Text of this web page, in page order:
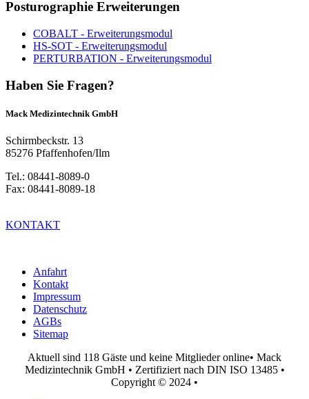
Posturographie Erweiterungen
COBALT - Erweiterungsmodul
HS-SOT - Erweiterungsmodul
PERTURBATION - Erweiterungsmodul
Haben Sie Fragen?
Mack Medizintechnik GmbH
Schirmbeckstr. 13
85276 Pfaffenhofen/Ilm
Tel.: 08441-8089-0
Fax: 08441-8089-18
KONTAKT
Anfahrt
Kontakt
Impressum
Datenschutz
AGBs
Sitemap
Aktuell sind 118 Gäste und keine Mitglieder online• Mack
Medizintechnik GmbH • Zertifiziert nach DIN ISO 13485 •
Copyright © 2024 •